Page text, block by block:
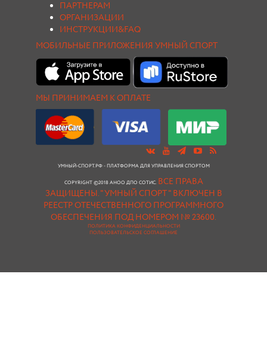
ПАРТНЕРАМ
ОРГАНИЗАЦИИ
ИНСТРУКЦИИ&FAQ
МОБИЛЬНЫЕ ПРИЛОЖЕНИЯ УМНЫЙ СПОРТ
МЫ ПРИНИМАЕМ К ОПЛАТЕ
УМНЫЙ-СПОРТ.РФ - ПЛАТФОРМА ДЛЯ УПРАВЛЕНИЯ СПОРТОМ
COPYRIGHT ©2018 АНОО ДПО СОТИС. ВСЕ ПРАВА
ЗАЩИЩЕНЫ."УМНЫЙ СПОРТ " ВКЛЮЧЕН В
РЕЕСТР ОТЕЧЕСТВЕННОГО ПРОГРАММНОГО
ОБЕСПЕЧЕНИЯ ПОД НОМЕРОМ № 23600.
ПОЛИТИКА КОНФИДЕНЦИАЛЬНОСТИ
ПОЛЬЗОВАТЕЛЬСКОЕ СОГЛАШЕНИЕ